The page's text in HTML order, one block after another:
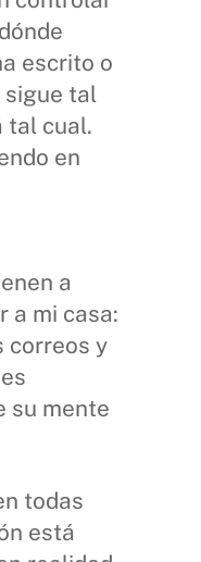
escrito o
sigue tal
tal cual.
en
a
a mi casa:
correos y
su mente
todas
está